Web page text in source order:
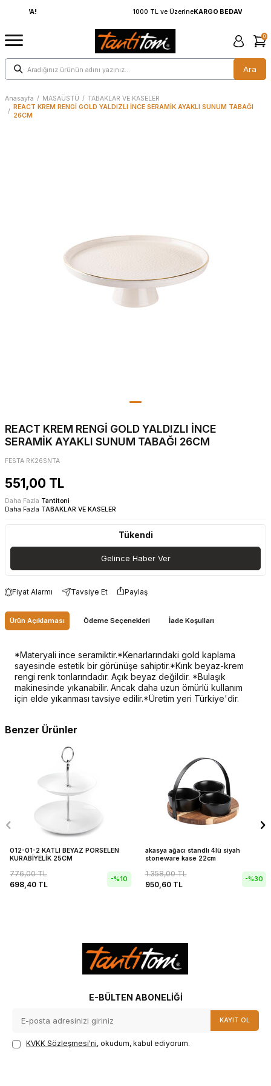
1000 TL ve ÜzerineKARGO BEDAVA!
Ara
0
Anasayfa / MASAÜSTÜ / TABAKLAR VE KASELER
/
REACT KREM RENGİ GOLD YALDIZLI İNCE SERAMİK AYAKLI SUNUM TABAĞI
26CM
REACT KREM RENGİ GOLD YALDIZLI İNCE
SERAMİK AYAKLI SUNUM TABAĞI 26CM
FESTA RK26SNTA
551,00 TL
Daha Fazla Tantitoni
Daha Fazla TABAKLAR VE KASELER
Tükendi
Gelince Haber Ver
Fiyat Alarmı Tavsiye Et Paylaş
Ürün Açıklaması Ödeme Seçenekleri İade Koşulları
*Materyali ince seramiktir.*Kenarlarındaki gold kaplama
sayesinde estetik bir görünüşe sahiptir.*Kırık beyaz-krem
rengi renk tonlarındadır. Açık beyaz değildir. *Bulaşık
makinesinde yıkanabilir. Ancak daha uzun ömürlü kullanım
için elde yıkanması tavsiye edilir.*Üretim yeri Türkiye'dir.
Benzer Ürünler
012-01-2 KATLI BEYAZ PORSELEN
KURABİYELİK 25CM
776,00TL
698,40 TL
-%10
akasya ağacı standlı 4lü siyah
stoneware kase 22cm
1.358,00TL
950,60TL
-%30
E-BÜLTEN ABONELIĞI
KAYIT OL
KVKK Sözleşmesi'ni, okudum, kabul ediyorum.